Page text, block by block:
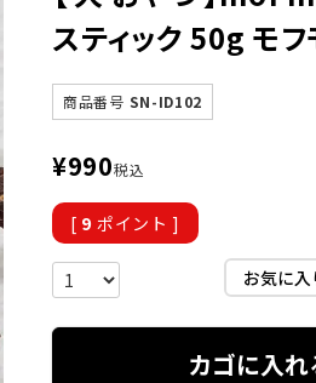
スティック 50g モフ
商品番号 SN-ID102
¥990税込
[ 9 ポイント ]
お気に
カゴに入れ